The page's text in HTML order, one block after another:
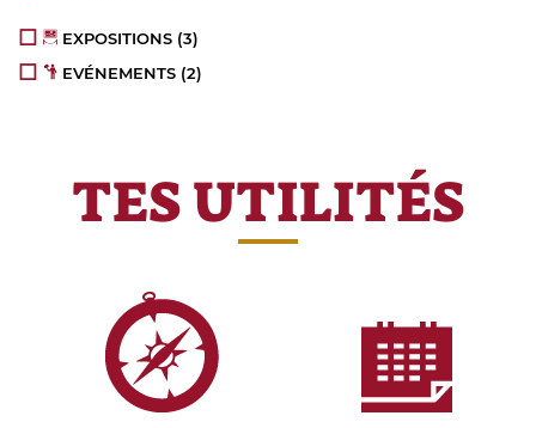
EXPOSITIONS (3)
EVÉNEMENTS (2)
TES UTILITÉS